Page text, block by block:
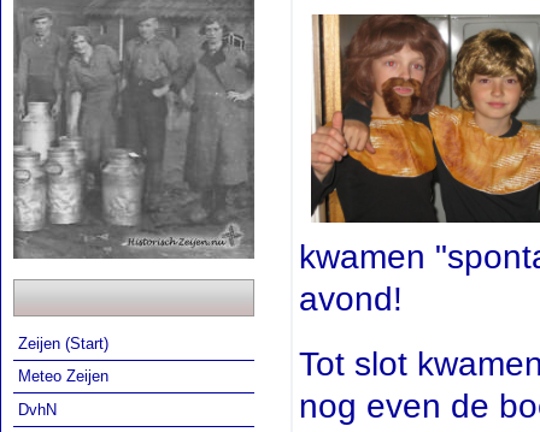
Zeijen (Start)
Meteo Zeijen
DvhN
kwamen
avond!
Tot slot
nog even de